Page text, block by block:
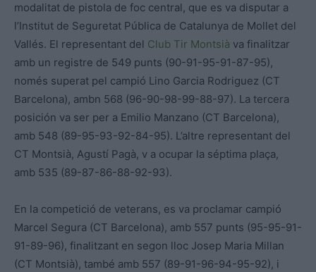
modalitat de pistola de foc central, que es va disputar a
l’Institut de Seguretat Pública de Catalunya de Mollet del
Vallés. El representant del Club Tir Montsià va finalitzar
amb un registre de 549 punts (90-91-95-91-87-95),
només superat pel campió Lino Garcia Rodriguez (CT
Barcelona), ambn 568 (96-90-98-99-88-97). La tercera
posición va ser per a Emilio Manzano (CT Barcelona),
amb 548 (89-95-93-92-84-95). L’altre representant del
CT Montsià, Agustí Pagà, v a ocupar la séptima plaça,
amb 535 (89-87-86-88-92-93).
En la competició de veterans, es va proclamar campió
Marcel Segura (CT Barcelona), amb 557 punts (95-95-91-
91-89-96), finalitzant en segon lloc Josep Maria Millan
(CT Montsià), també amb 557 (89-91-96-94-95-92), i